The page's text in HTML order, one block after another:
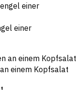
einer
einem Kopfsalat